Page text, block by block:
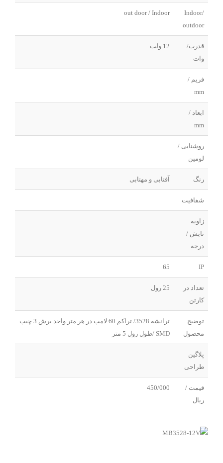
Indoor/
outdoor
out door / Indoor
قدرت/
وات
12 ولت
فریم /
mm
ابعاد /
mm
روشنایی /
لومین
رنگ آفتابی و مهتابی
شفافیت
زاویه
تابش /
درجه
IP
65
تعداد در
کارتن
25 رول
توضیح
محصول
ترانشه 3528/ تراکم 60 لامپ در هر متر واحد برش 3 چیپ
SMD /طول رول 5 متر
پلاگین
طراحی
قیمت /
ریال
450/000